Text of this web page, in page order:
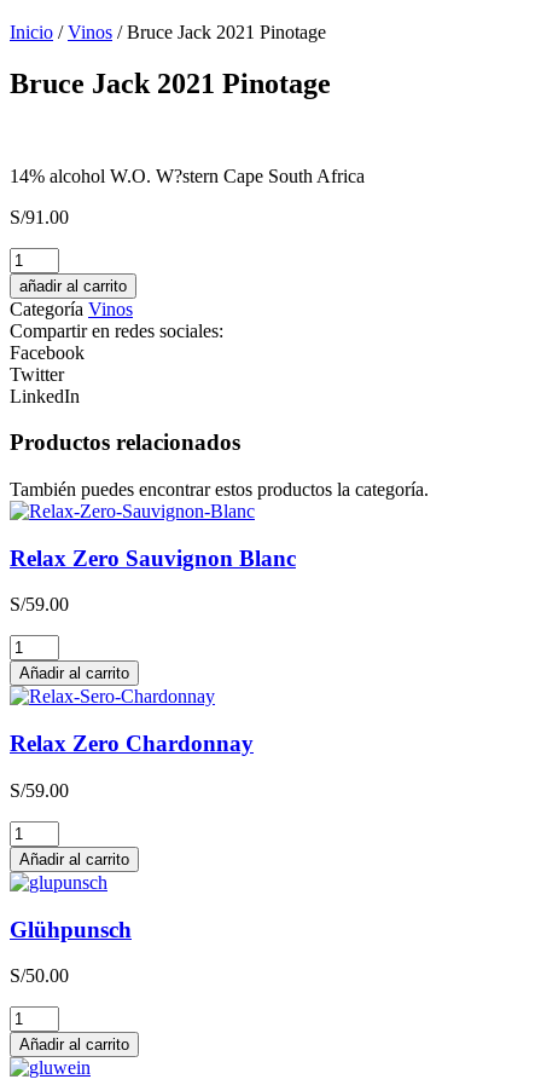
Inicio /Vinos / Bruce Jack 2021 Pinotage
Bruce Jack 2021 Pinotage
14% alcohol W.O. W?stern Cape South Africa
S/91.00
Finca
Rotondo
2020
Malbec
Orgánico
cantidad
añadir al carrito
Categoría Vinos
Compartir en redes sociales:
Facebook
Twitter
LinkedIn
Productos relacionados
También puedes encontrar estos productos la categoría.
Relax Zero Sauvignon Blanc
S/59.00
Relax
Zero
Sauvignon
Blanc
cantidad
Añadir al carrito
Relax Zero Chardonnay
S/59.00
Relax
Zero
Chardonnay
cantidad
Añadir al carrito
Glühpunsch
S/50.00
Glühpunsch
cantidad
Añadir al carrito